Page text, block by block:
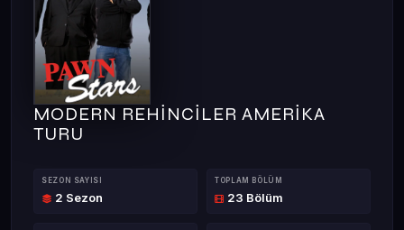
MODERN REHİNCİLER AMERİKA
TURU
SEZON SAYISI
2 Sezon
TOPLAM BÖLÜM
23 Bölüm